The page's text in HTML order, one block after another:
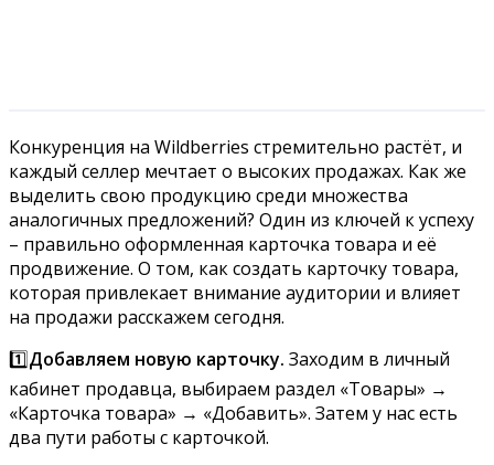
Конкуренция на Wildberries стремительно растёт, и
каждый селлер мечтает о высоких продажах. Как же
выделить свою продукцию среди множества
аналогичных предложений? Один из ключей к успеху
– правильно оформленная карточка товара и её
продвижение. О том, как создать карточку товара,
которая привлекает внимание аудитории и влияет
на продажи расскажем сегодня.
1️⃣Добавляем новую карточку. Заходим в личный
кабинет продавца, выбираем раздел «Товары» →
«Карточка товара» → «Добавить». Затем у нас есть
два пути работы с карточкой.